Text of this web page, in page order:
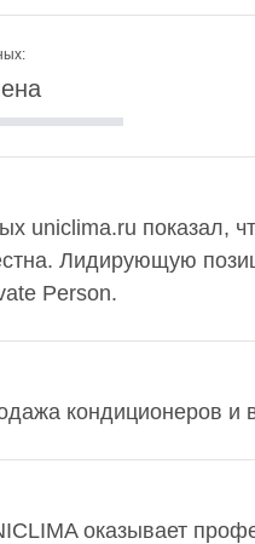
uniclima.ru показал,
Лидирующую
Person.
кондиционеров и
оказывает